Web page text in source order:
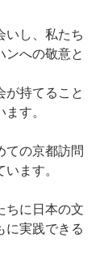
し、私たち
ンへの敬意と
持てること
す。
の京都訪問
ます。
に日本の文
に実践できる